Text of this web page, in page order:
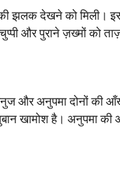
झलक देखने को मिली।
और पुराने ज़ख्मों को
और अनुपमा दोनों की
खामोश है। अनुपमा की